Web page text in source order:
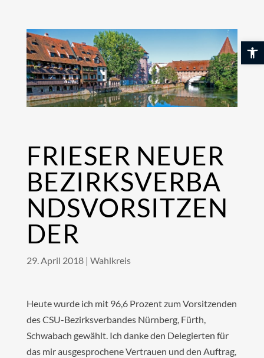
content
FRIESER NEUER
BEZIRKSVERBA
NDSVORSITZEN
DER
29. April 2018| Wahlkreis
Heute wurde ich mit 96,6 Prozent zum Vorsitzenden
des CSU-Bezirksverbandes Nürnberg, Fürth,
Schwabach gewählt. Ich danke den Delegierten für
das mir ausgesprochene Vertrauen und den Auftrag,